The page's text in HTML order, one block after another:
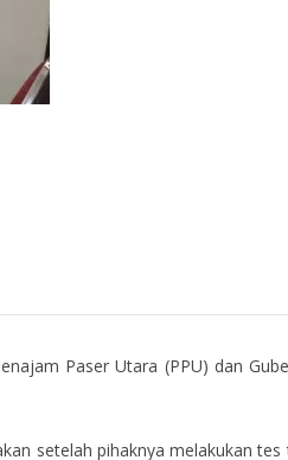
Paser Utara (PPU) dan
setelah pihaknya melakukan